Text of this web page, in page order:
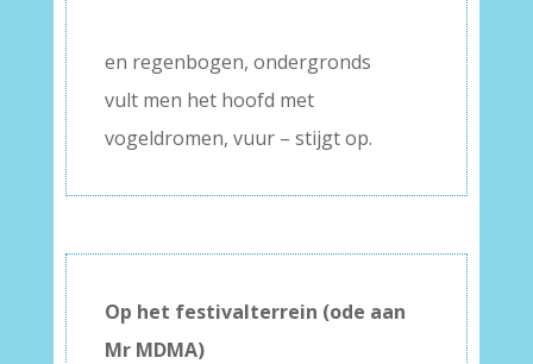
en regenbogen, ondergronds
vult men het hoofd met
vogeldromen, vuur – stijgt op.
Op het festivalterrein (ode aan
Mr MDMA)